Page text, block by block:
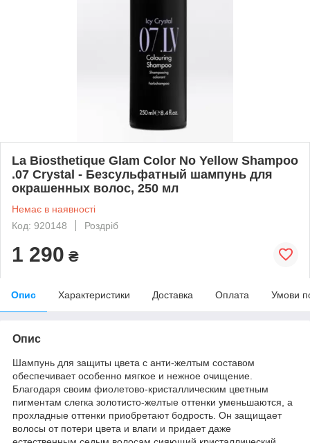
La Biosthetique Glam Color No Yellow Shampoo
.07 Crystal - Безсульфатный шампунь для
окрашенных волос, 250 мл
Немає в наявності
Код: 920148
Роздріб
1 290 ₴
Опис Характеристики Доставка Оплата Умови
Опис
Шампунь для защиты цвета с анти-желтым составом
обеспечивает особенно мягкое и нежное очищение.
Благодаря своим фиолетово-кристаллическим цветным
пигментам слегка золотисто-желтые оттенки уменьшаются, а
прохладные оттенки приобретают бодрость. Он защищает
волосы от потери цвета и влаги и придает даже